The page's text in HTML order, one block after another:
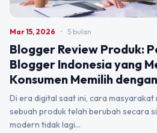
Mar 15, 2026 • 5 bulan
Blogger Review Produk:
Blogger Indonesia yang
Konsumen Memilih
Di era digital saat ini, cara masyarakat
sebuah produk telah berubah secara
modern tidak lagi…